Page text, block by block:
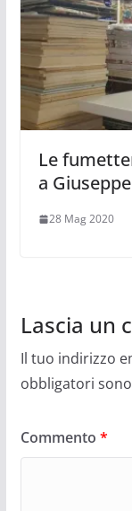
Le
a
28 Mag 2020
Lascia un
Il tuo indirizzo
obbligatori
Commento *